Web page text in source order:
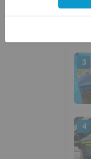
3
4